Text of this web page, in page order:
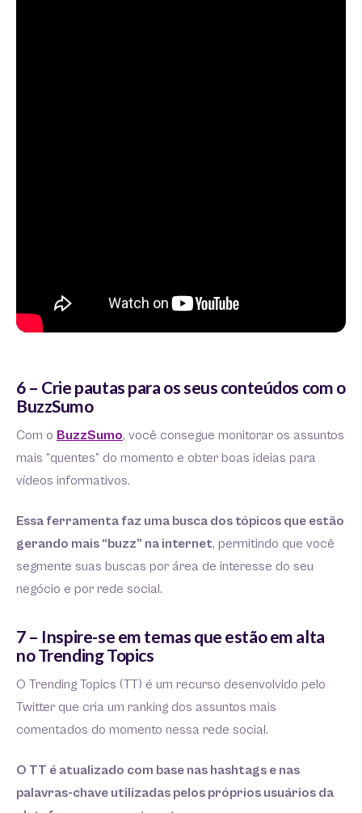
6 – Crie pautas para os seus conteúdos com o
BuzzSumo
Com o BuzzSumo, você consegue monitorar os assuntos
mais “quentes” do momento e obter boas ideias para
vídeos informativos.
Essa ferramenta faz uma busca dos tópicos que estão
gerando mais “buzz” na internet, permitindo que você
segmente suas buscas por área de interesse do seu
negócio e por rede social.
7 – Inspire-se em temas que estão em alta
no Trending Topics
O Trending Topics (TT) é um recurso desenvolvido pelo
Twitter que cria um ranking dos assuntos mais
comentados do momento nessa rede social.
O TT é atualizado com base nas hashtags e nas
palavras-chave utilizadas pelos próprios usuários da